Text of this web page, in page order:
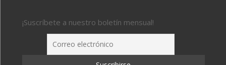
¡Suscríbete a nuestro boletín mensual!